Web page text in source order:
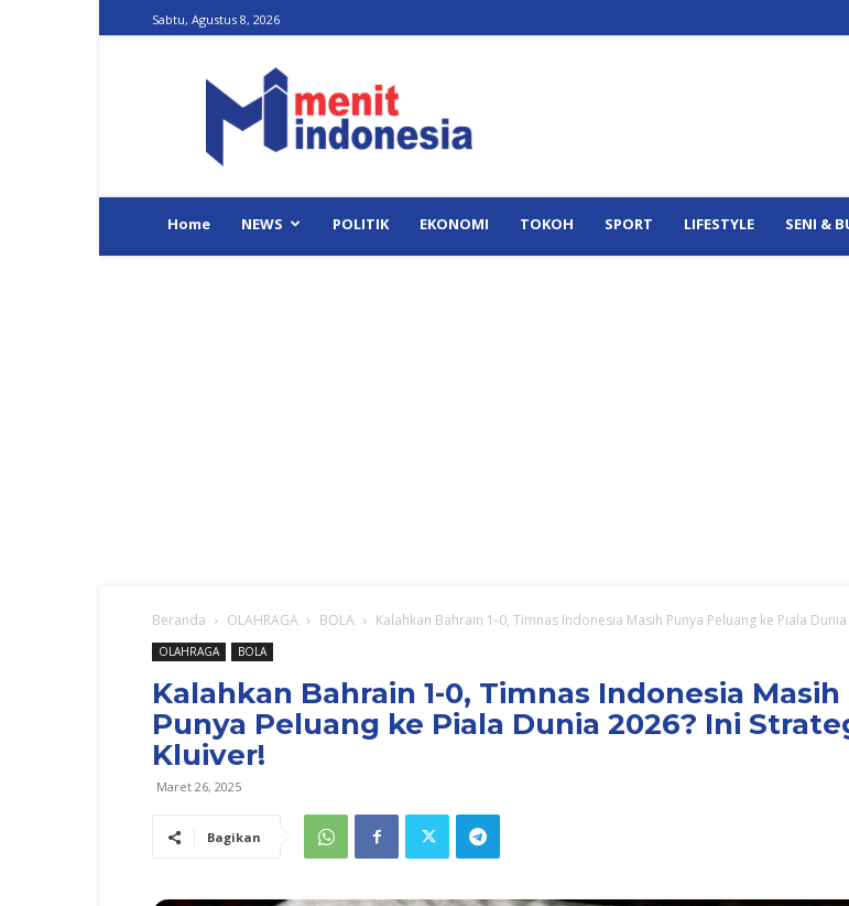
Sabtu, Agustus 8, 2026
Indonesia
Home NEWS POLITIK EKONOMI TOKOH SPORT LIFESTYLE SENI &
Beranda OLAHRAGA BOLA Kalahkan Bahrain 1-0, Timnas Indonesia Masih Punya Peluang ke Piala Dunia
OLAHRAGA BOLA
Kalahkan Bahrain 1-0, Timnas Indonesia Masih
Punya Peluang ke Piala Dunia 2026? Ini
Kluiver!
Maret 26, 2025
Bagikan